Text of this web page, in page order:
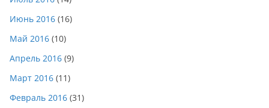
Июнь 2016 (16)
Май 2016 (10)
Апрель 2016 (9)
Март 2016 (11)
Февраль 2016 (31)